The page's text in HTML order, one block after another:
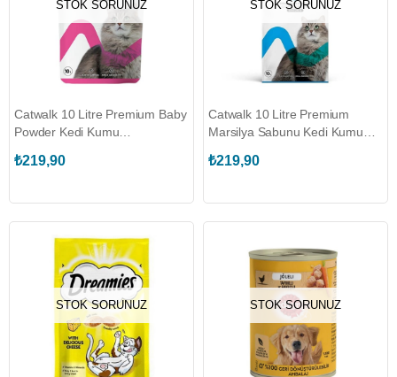
STOK SORUNUZ
Catwalk 10 Litre Premium Baby
Powder Kedi Kumu
₺219,90
STOK SORUNUZ
Catwalk 10 Litre Premium
Marsilya Sabunu Kedi Kumu
₺219,90
STOK SORUNUZ STOK SORUNUZ